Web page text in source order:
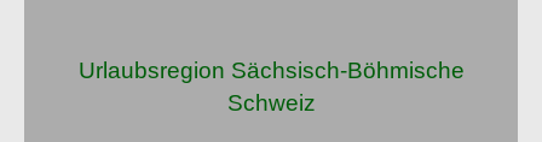
Urlaubsregion Sächsisch-Böhmische
Schweiz